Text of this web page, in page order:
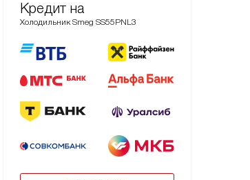
Кредит на
Холодильник Smeg SS55PNL3